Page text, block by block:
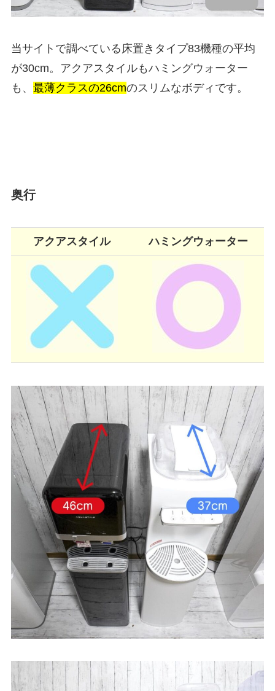
当サイトで調べている床置きタイプ83機種の平均
が30cm。アクアスタイルもハミングウォーター
も、 最薄クラスの26cmのスリムなボディです。
奥行
アクアスタイル ハミングウォーター